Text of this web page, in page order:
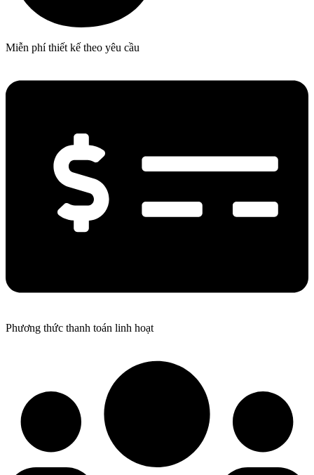
Miễn phí thiết kế theo yêu cầu
Phương thức thanh toán linh hoạt